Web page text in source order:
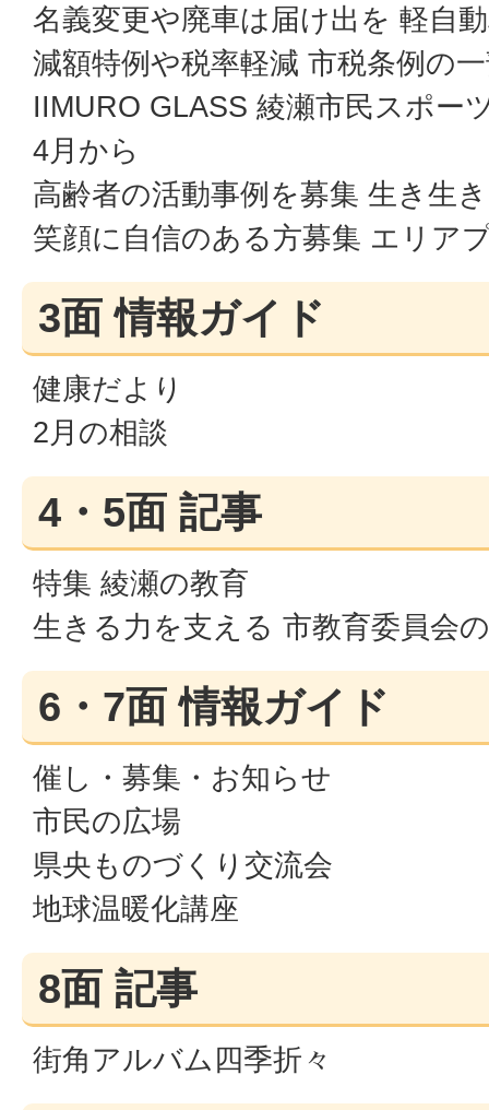
名義変更や廃車は届け出を 軽自
減額特例や税率軽減 市税条例の
IIMURO GLASS 綾瀬市民スポー
4月から
高齢者の活動事例を募集 生き生
笑顔に自信のある方募集 エリア
3面 情報ガイド
健康だより
2月の相談
4・5面 記事
特集 綾瀬の教育
生きる力を支える 市教育委員会
6・7面 情報ガイド
催し・募集・お知らせ
市民の広場
県央ものづくり交流会
地球温暖化講座
8面 記事
街角アルバム四季折々